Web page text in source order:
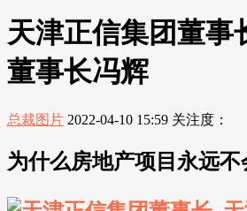
天津正信集团董事
董事长冯辉
总裁图片 2022-04-10 15:59 关注度：
为什么房地产项目永远不